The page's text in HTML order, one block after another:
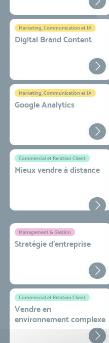
Marketing, Communication et IA
Digital Brand Content
Marketing, Communication et IA
Google Analytics
Commercial et Relation Client
Mieux vendre à distance
Management & Gestion
Stratégie d’entreprise
Commercial et Relation Client
Vendre en
environnement complexe